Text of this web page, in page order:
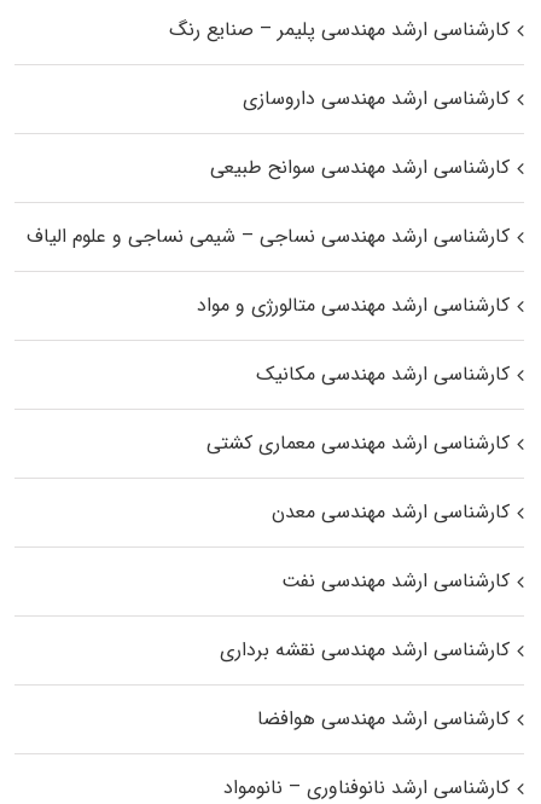
کارشناسی ارشد مهندسی پلیمر – صنایع رنگ
کارشناسی ارشد مهندسی داروسازی
کارشناسی ارشد مهندسی سوانح طبیعی
کارشناسی ارشد مهندسی نساجی – شیمی نساجی و علوم الیاف
کارشناسی ارشد مهندسی متالورژی و مواد
کارشناسی ارشد مهندسی مکانیک
کارشناسی ارشد مهندسی معماری کشتی
کارشناسی ارشد مهندسی معدن
کارشناسی ارشد مهندسی نفت
کارشناسی ارشد مهندسی نقشه برداری
کارشناسی ارشد مهندسی هوافضا
کارشناسی ارشد نانوفناوری – نانومواد